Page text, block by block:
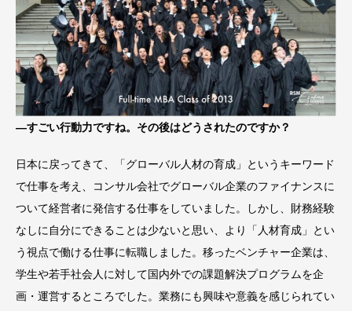
―すごい行動力ですね。その後はどうされたのですか？
日本に戻ってきて、「グローバル人材の育成」というキーワード
で仕事を考え、コンサル会社でグローバル企業のファイナンスに
ついて経営者に発信する仕事をしていました。しかし、財務経験
なしに自分にできることは少ないと思い、より「人材育成」とい
う視点で働ける仕事に転職しました。移ったベンチャー企業は、
学生や若手社会人に対して国内外での課題解決プログラムを企
画・運営するところでした。業務にも興味や意義を感じられてい